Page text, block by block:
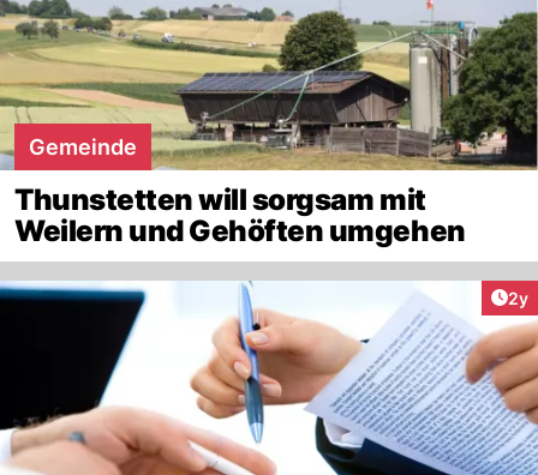
Gemeinde
Thunstetten will sorgsam mit
Weilern und Gehöften umgehen
2y